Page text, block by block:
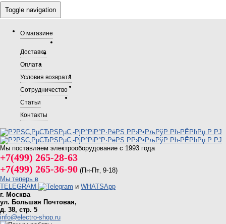
Toggle navigation
О магазине
Доставка
Оплата
Условия возврата
Сотрудничество
Статьи
Контакты
Мы поставляем электрооборудование с 1993 года
+7(499) 265-28-63
+7(499) 265-36-90 (Пн-Пт‚ 9-18)
Мы теперь в
TELEGRAM
и WHATSApp
г. Москва
ул. Большая Почтовая,
д. 38, стр. 5
info@electro-shop.ru